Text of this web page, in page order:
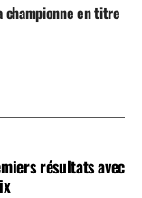
championne en titre
résultats avec